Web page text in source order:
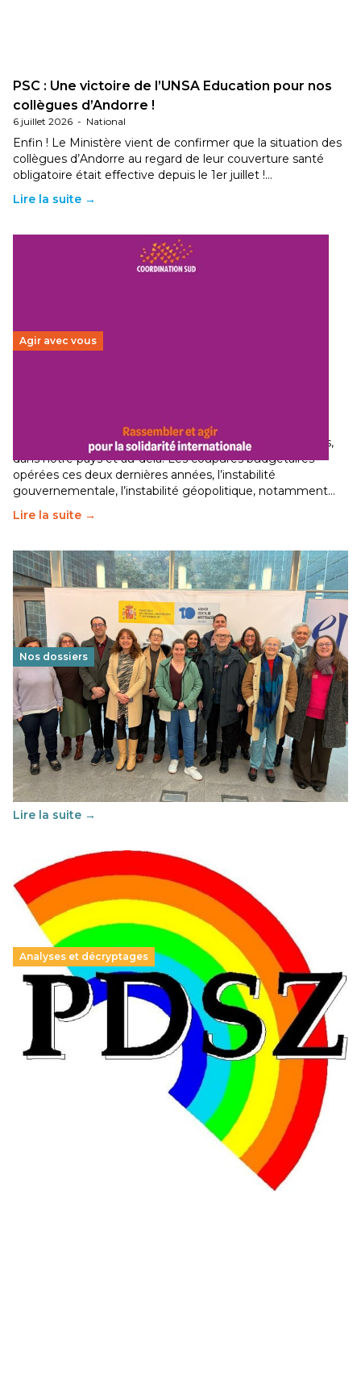
PSC : Une victoire de l’UNSA Education pour nos
collègues d’Andorre !
6 juillet 2026 - National
Enfin ! Le Ministère vient de confirmer que la situation des
collègues d’Andorre au regard de leur couverture santé
obligatoire était effective depuis le 1er juillet !…
Lire la suite →
Agir avec vous
Le secteur humanitaire connaît des difficultés profondes,
dans notre pays et au-delà. Les coupures budgétaires
opérées ces deux dernières années, l’instabilité
gouvernementale, l’instabilité géopolitique, notamment…
Lire la suite →
Nos dossiers
Éducation au vivre-ensemble : un échange croisé
franco-espagnol pour changer d’approche
29 juin 2026-National
Cette année, l'UNSA Éducation a mené un projet Erasmus
soutenu par l'union Européenne et centré sur l'éducation
au vivre-ensemble : quelles différences entre la France…
Lire la suite →
Analyses et décryptages
Hongrie : du changement pour les politiques
éducatives, aussi !
25 juin 2026
En Hongrie, le conservateur Peter Magyar et son parti
Tisza "Respect et liberté" ont remporté une large victoire,
contre le premier ministre sortant, Viktor Orban,…